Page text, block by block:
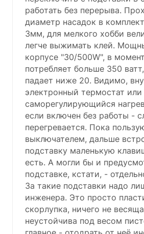
работать без перерыва.
диаметр насадок в
3мм, для мелкого хобби
легче выжимать клей.
корпусе "30/500W", в
потребляет больше 350
падает ниже 20. Видимо,
электронный термостат или
саморегулирующийся
если включен без работы -
перегревается. Пока
выключателем, дальше
подставку маленькую
есть. А могли бы и
подставке, кстати, -
За такие подставки надо
инженера. Это просто
скорлупка, ничего не
неустойчива под весом